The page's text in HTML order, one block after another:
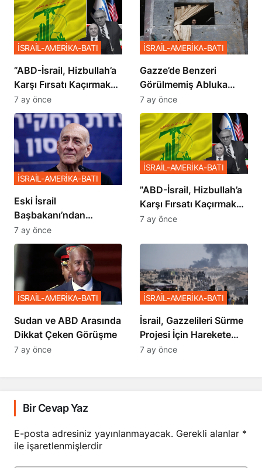
​​​​​​​”ABD-İsrail, Hizbullah’a
Karşı Fırsatı Kaçırmak
İstemiyor”
İSRAİL-AMERİKA-BATI
7 ay önce
​​​​​​​Gazze’de Benzeri
Görülmemiş Abluka
Planı
İSRAİL-AMERİKA-BATI
7 ay önce
Eski İsrail
Başbakanı’ndan
Netanyahu’ya Ağır
Sözler
İSRAİL-AMERİKA-BATI
7 ay önce
​​​​​​​”ABD-İsrail, Hizbullah’a
Karşı Fırsatı Kaçırmak
İstemiyor”
İSRAİL-AMERİKA-BATI
7 ay önce
Sudan ve ABD Arasında
Dikkat Çeken Görüşme
İSRAİL-AMERİKA-BATI
7 ay önce
İsrail, Gazzelileri Sürme
Projesi İçin Harekete
Geçti
İSRAİL-AMERİKA-BATI
7 ay önce
Bir Cevap Yaz
E-posta adresiniz yayınlanmayacak. Gerekli alanlar *
ile işaretlenmişlerdir